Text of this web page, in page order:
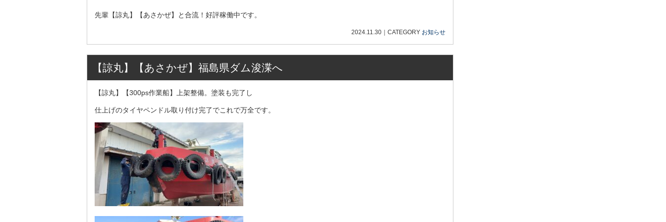
先輩【諒丸】【あさかぜ】と合流！好評稼働中です。
2024.11.30 ｜ CATEGORY お知らせ
【諒丸】【あさかぜ】福島県ダム浚渫へ
【諒丸】【300ps作業船】上架整備。塗装も完了し
仕上げのタイヤペンドル取り付け完了でこれで万全です。